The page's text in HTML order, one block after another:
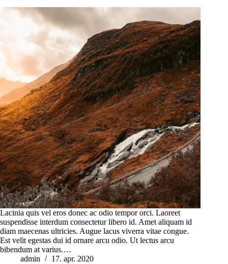
Lacinia quis vel eros donec ac odio tempor orci. Laoreet
suspendisse interdum consectetur libero id. Amet aliquam id
diam maecenas ultricies. Augue lacus viverra vitae congue.
Est velit egestas dui id ornare arcu odio. Ut lectus arcu
bibendum at varius.…
admin
17. apr. 2020